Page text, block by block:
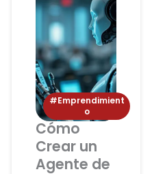
#Emprendimient
o
Cómo
Crear un
Agente de